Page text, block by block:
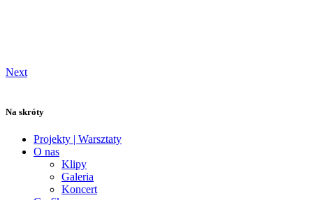
Next
Na skróty
Projekty | Warsztaty
O nas
Klipy
Galeria
Koncert